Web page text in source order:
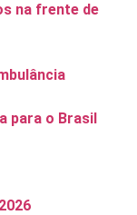
na frente de
para o Brasil